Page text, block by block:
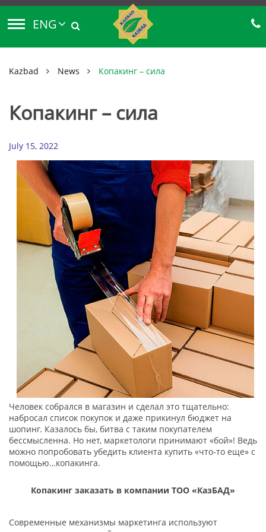
ENG
Kazbad News Копакинг – сила
Копакинг – сила
July 15, 2022
Человек собрался в магазин и сделал это тщательно:
набросал список покупок и даже прикинул бюджет на
шопинг. Казалось бы, битва с таким покупателем
бессмысленна. Но нет, маркетологи принимают «бой»! Ведь
можно попробовать убедить клиента купить «что-то еще» с
помощью…копакинга.
Копакинг заказать в компании ТОО «КазБАД»
Современные механизмы маркетинга используют